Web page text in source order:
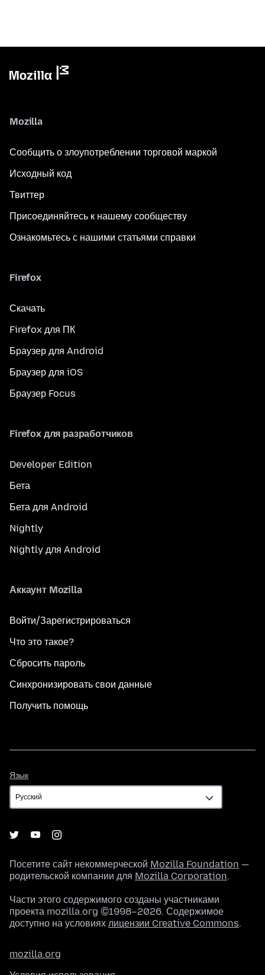
Mozilla
Сообщить о злоупотреблении торговой маркой
Исходный код
Твиттер
Присоединяйтесь к нашему сообществу
Ознакомьтесь с нашими статьями справки
Firefox
Скачать
Firefox для ПК
Браузер для Android
Браузер для iOS
Браузер Focus
Firefox для разработчиков
Developer Edition
Бета
Бета для Android
Nightly
Nightly для Android
Аккаунт Mozilla
Войти/Зарегистрироваться
Что это такое?
Сбросить пароль
Синхронизировать свои данные
Получить помощь
Язык
Посетите сайт некоммерческой Mozilla Foundation —
родительской компании для Mozilla Corporation.
Части этого содержимого созданы участниками
проекта mozilla.org ©1998–2026. Содержимое
доступно на условиях лицензии Creative Commons.
mozilla.org